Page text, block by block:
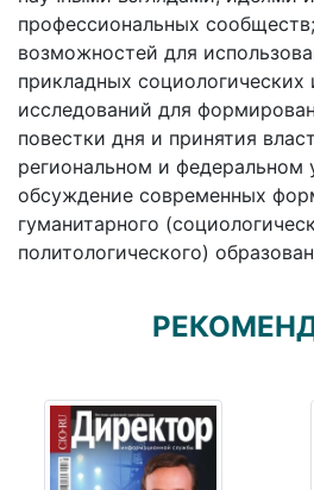
профессиональных
возможностей для
прикладных социологических
исследований для
повестки дня и принятия
региональном и федеральном
обсуждение современных
гуманитарного
политологического)